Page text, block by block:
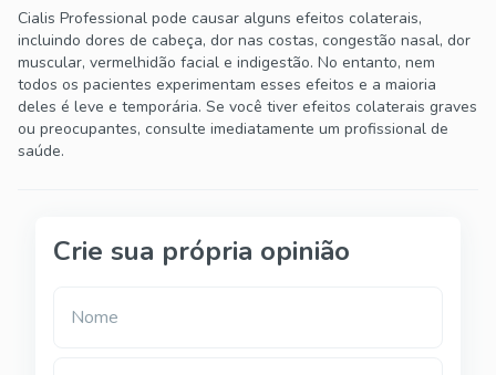
Cialis Professional pode causar alguns efeitos colaterais,
incluindo dores de cabeça, dor nas costas, congestão nasal, dor
muscular, vermelhidão facial e indigestão. No entanto, nem
todos os pacientes experimentam esses efeitos e a maioria
deles é leve e temporária. Se você tiver efeitos colaterais graves
ou preocupantes, consulte imediatamente um profissional de
saúde.
Crie sua própria opinião
Nome